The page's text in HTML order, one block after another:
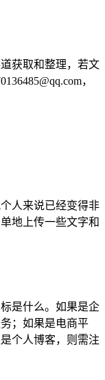
获取和整理，若文
，
人来说已经变得非
地上传一些文字和
是什么。如果是企
；如果是电商平
个人博客，则需注